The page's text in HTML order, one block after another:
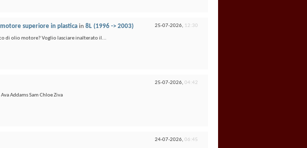
25-07-2026, 12:30
superiore in plastica in 8L (1996 -> 2003)
di olio motore? Voglio lasciare inalterato il...
25-07-2026, 04:42
Addams Sam Chloe Ziva
24-07-2026, 06:45